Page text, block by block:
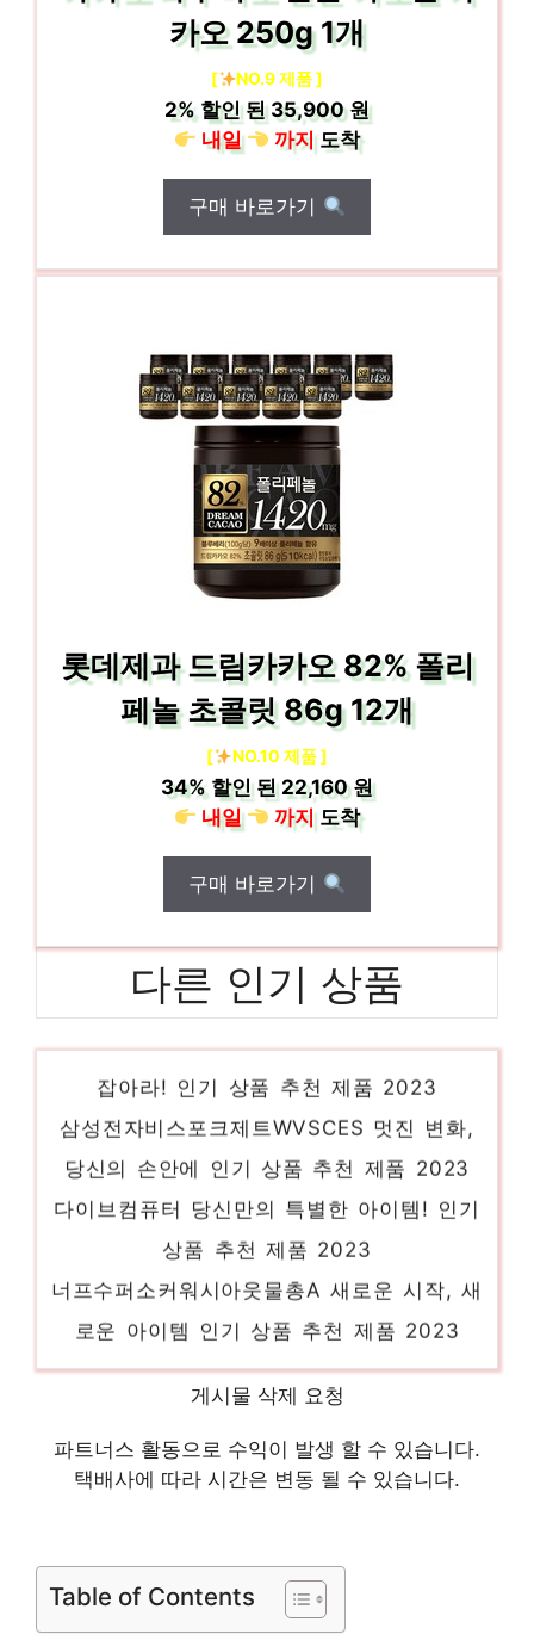
카오 250g 1개
[ NO.9 제품 ]
2%할인 된35,900 원
내일
까지도착
구매 바로가기
롯데제과 드림카카오 82% 폴리
페놀 초콜릿 86g 12개
[ NO.10 제품 ]
34%할인 된22,160 원
내일
까지도착
구매 바로가기
다른 인기 상품
잡아라! 인기 상품 추천 제품 2023
삼성전자비스포크제트WVSCES 멋진 변화,
당신의 손안에 인기 상품 추천 제품 2023
다이브컴퓨터 당신만의 특별한 아이템! 인기
상품 추천 제품 2023
너프수퍼소커워시아웃물총A 새로운 시작, 새
로운 아이템 인기 상품 추천 제품 2023
인기 상품 추천 제품 2023
블루투스헤드셋 다가오는 여름, 시원하게! 인
기 상품 추천 제품 2023
게시물 삭제 요청
파트너스 활동으로 수익이 발생 할 수 있습니다.
택배사에 따라 시간은 변동 될 수 있습니다.
Table of Contents